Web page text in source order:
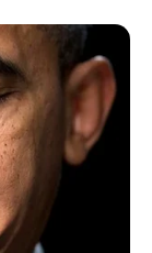
αργά;